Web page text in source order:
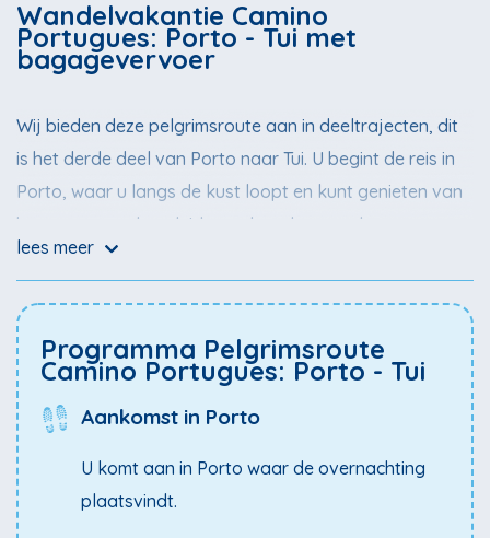
Wandelvakantie Camino
Portugues: Porto - Tui met
bagagevervoer
Wij bieden deze pelgrimsroute aan in deeltrajecten, dit
is het derde deel van Porto naar Tui. U begint de reis in
Porto, waar u langs de kust loopt en kunt genieten van
het rustgevende geluid van de golven en de
verfrissende zeelucht. Terwijl u verder naar het noorden
contact met het landelijke Portugal, bezaaid met
kleurrijke bloemen en wilde planten. De route leidt u
verder over de grens naar Spanje waar u eindigt in Tui,
aan de oevers gelegen van de rivier de Miño.
lees meer
Programma Pelgrimsroute
Camino Portugues: Porto - Tui
Aankomst in Porto
U komt aan in Porto waar de overnachting
plaatsvindt.